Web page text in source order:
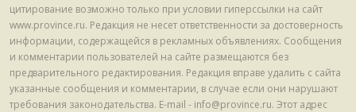
цитирование возможно только при условии гиперссылки на сайт
www.province.ru. Редакция не несет ответственности за достоверность
информации, содержащейся в рекламных объявлениях. Сообщения
и комментарии пользователей на сайте размещаются без
предварительного редактирования. Редакция вправе удалить с сайта
указанные сообщения и комментарии, в случае если они нарушают
требования законодательства. E-mail - info@province.ru. Этот адрес